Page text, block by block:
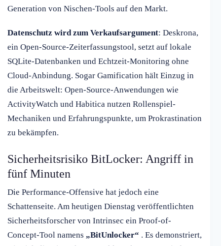
Generation von Nischen-Tools auf den Markt.
Datenschutz wird zum Verkaufsargument: Deskrona,
ein Open-Source-Zeiterfassungstool, setzt auf lokale
SQLite-Datenbanken und Echtzeit-Monitoring ohne
Cloud-Anbindung. Sogar Gamification hält Einzug in
die Arbeitswelt: Open-Source-Anwendungen wie
ActivityWatch und Habitica nutzen Rollenspiel-
Mechaniken und Erfahrungspunkte, um Prokrastination
zu bekämpfen.
Sicherheitsrisiko BitLocker: Angriff in
fünf Minuten
Die Performance-Offensive hat jedoch eine
Schattenseite. Am heutigen Dienstag veröffentlichten
Sicherheitsforscher von Intrinsec ein Proof-of-
Concept-Tool namens „BitUnlocker“ . Es demonstriert,